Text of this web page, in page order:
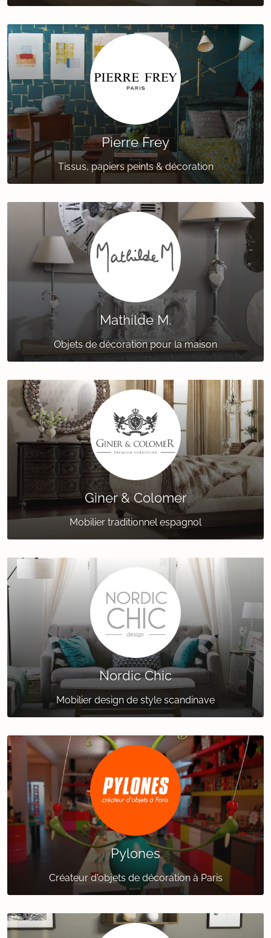
Pierre Frey
Tissus, papiers peints & décoration
Mathilde M.
Objets de décoration pour la maison
Giner & Colomer
Mobilier traditionnel espagnol
Nordic Chic
Mobilier design de style scandinave
Pylones
Créateur d'objets de décoration à Paris